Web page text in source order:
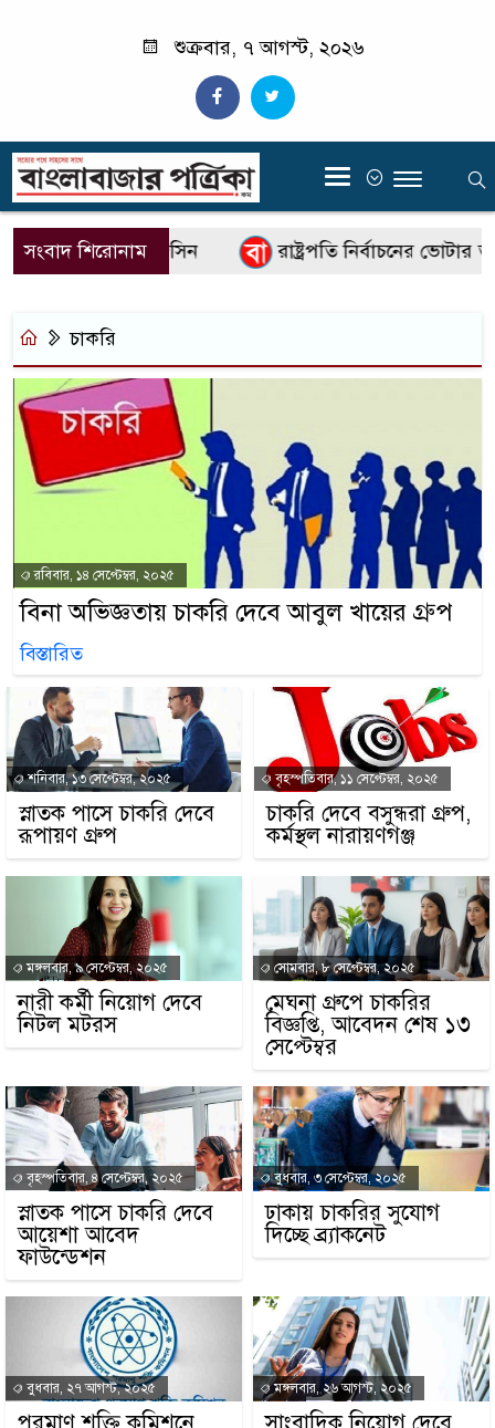
শুক্রবার, ৭ আগস্ট, ২০২৬
‍
সংবাদ শিরোনাম
কাজী জেসিন রাষ্ট্রপতি নির্বাচনের ভোটার
চাকরি
রবিবার, ১৪ সেপ্টেম্বর, ২০২৫
বিনা অভিজ্ঞতায় চাকরি দেবে আবুল খায়ের গ্রুপ
বিস্তারিত
শনিবার, ১৩ সেপ্টেম্বর, ২০২৫
স্নাতক পাসে চাকরি দেবে
রূপায়ণ গ্রুপ
বৃহস্পতিবার, ১১ সেপ্টেম্বর, ২০২৫
চাকরি দেবে বসুন্ধরা গ্রুপ,
কর্মস্থল নারায়ণগঞ্জ
মঙ্গলবার, ৯ সেপ্টেম্বর, ২০২৫
নারী কর্মী নিয়োগ দেবে
নিটল মটরস
সোমবার, ৮ সেপ্টেম্বর, ২০২৫
মেঘনা গ্রুপে চাকরির
বিজ্ঞপ্তি, আবেদন শেষ ১৩
সেপ্টেম্বর
বৃহস্পতিবার, ৪ সেপ্টেম্বর, ২০২৫
স্নাতক পাসে চাকরি দেবে
আয়েশা আবেদ
ফাউন্ডেশন
বুধবার, ৩ সেপ্টেম্বর, ২০২৫
ঢাকায় চাকরির সুযোগ
দিচ্ছে ব্র্যাকনেট
বুধবার, ২৭ আগস্ট, ২০২৫ মঙ্গলবার, ২৬ আগস্ট, ২০২৫